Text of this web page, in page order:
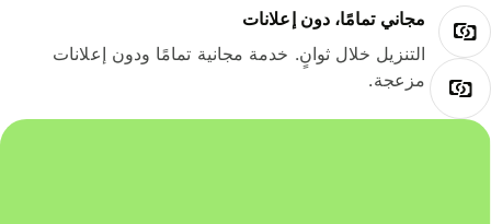
مجاني تمامًا، دون إعلانات
التنزيل خلال ثوانٍ. خدمة مجانية تمامًا ودون إعلانات
مزعجة.